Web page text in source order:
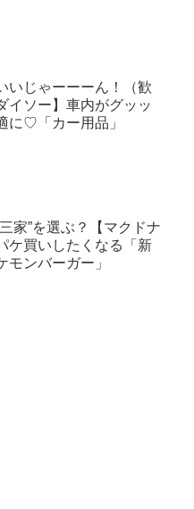
いじゃーーーん！（歓
イソー】車内がグッッ
に♡「カー用品」
家”を選ぶ？【マクドナ
ケ買いしたくなる「新
モンバーガー」